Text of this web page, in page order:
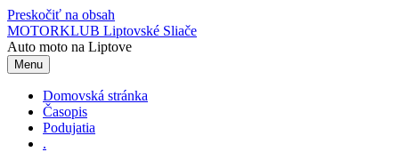
Preskočiť na obsah
MOTORKLUB Liptovské Sliače
Auto moto na Liptove
Menu
Domovská stránka
Časopis
Podujatia
.